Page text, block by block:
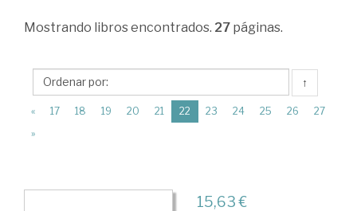
Ciencias
>
CC.
Auxiliares
Mostrando libros encontrados. 27 páginas.
↑
« 17 18 19 20 21 22 (current)
23 24 25 26
27
»
15,63 €